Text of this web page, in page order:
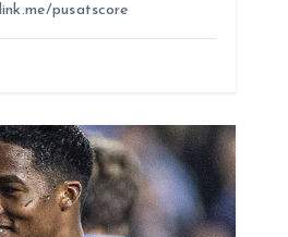
pusatscore